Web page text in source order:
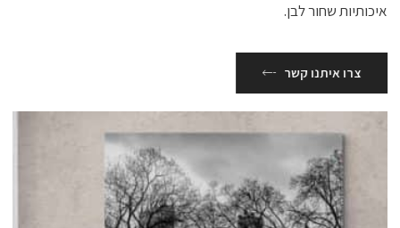
איכותיות שחור לבן.
צרו איתנו קשר